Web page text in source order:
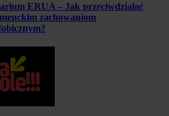
ERUA – Jak przeciwdziałać
zachowaniom